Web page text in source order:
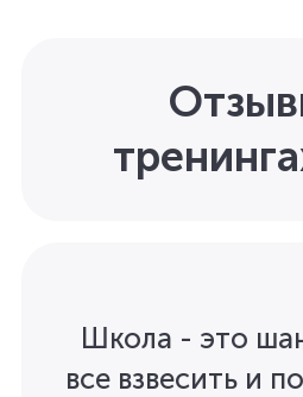
Школа - это
все взвесить и